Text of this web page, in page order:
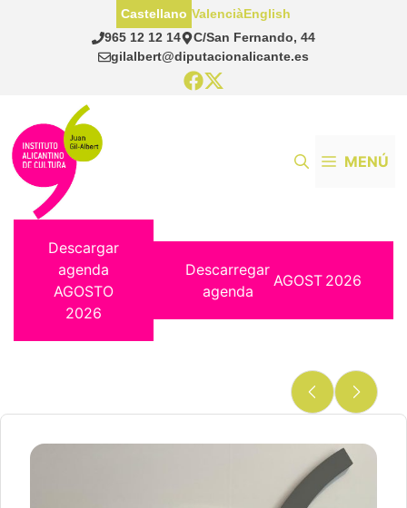
965 12 12 14
C/San Fernando, 44
gilalbert@diputacionalicante.es
Castellano ValenciàEnglish
MENÚ
Descargar
agenda
AGOSTO
2026
Descarregar
agenda
AGOST 2026